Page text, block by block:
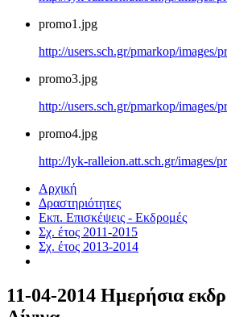
promo1.jpg
http://users.sch.gr/pmarkop/images/
promo3.jpg
http://users.sch.gr/pmarkop/images/
promo4.jpg
http://lyk-ralleion.att.sch.gr/images/
Αρχική
Δραστηριότητες
Εκπ. Επισκέψεις - Εκδρομές
Σχ. έτος 2011-2015
Σχ. έτος 2013-2014
11-04-2014 Ημερήσια